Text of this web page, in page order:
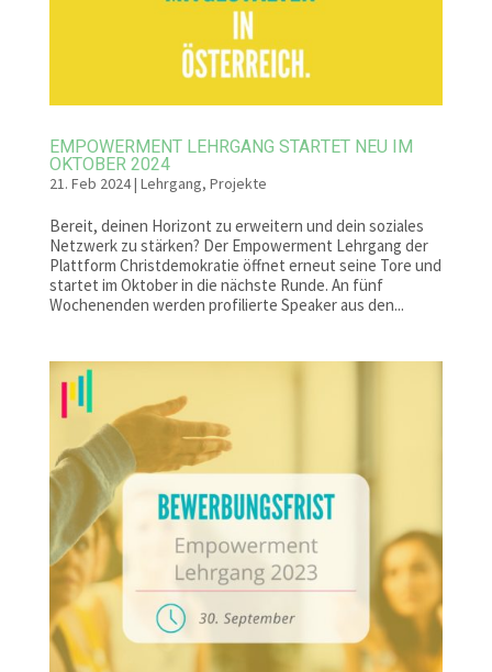
EMPOWERMENT LEHRGANG STARTET NEU IM
OKTOBER 2024
21. Feb 2024| Lehrgang, Projekte
Bereit, deinen Horizont zu erweitern und dein soziales
Netzwerk zu stärken? Der Empowerment Lehrgang der
Plattform Christdemokratie öffnet erneut seine Tore und
startet im Oktober in die nächste Runde. An fünf
Wochenenden werden profilierte Speaker aus den...